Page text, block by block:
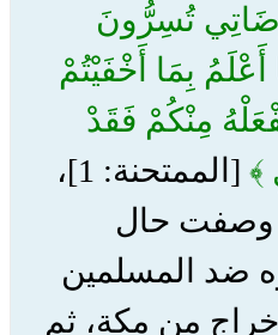
تُسِرُّونَ
أَعْلَمُ بِمَا أَخْفَيْتُمْ
مِنْكُمْ فَقَدْ
﴾
[الممتحنة: 1]،
وصفت حال
ضد المسلمين
من مكة، ثم